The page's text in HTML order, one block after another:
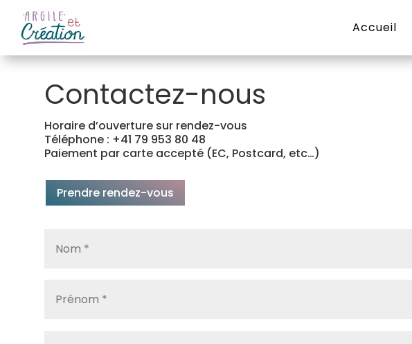
Accueil
Contactez-nous
Horaire d’ouverture sur rendez-vous
Téléphone : +41 79 953 80 48
Paiement par carte accepté (EC, Postcard, etc…)
Prendre rendez-vous